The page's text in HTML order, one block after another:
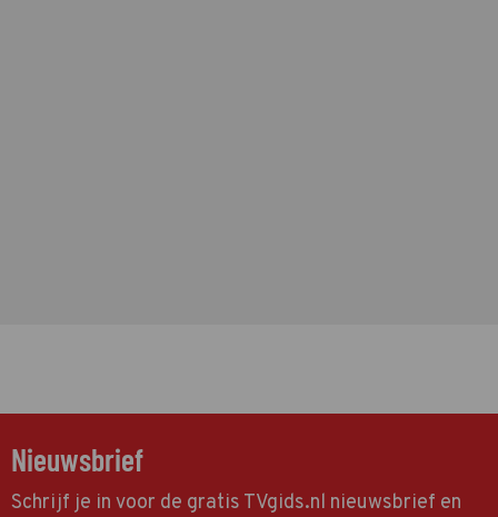
Nieuwsbrief
Schrijf je in voor de gratis TVgids.nl nieuwsbrief en